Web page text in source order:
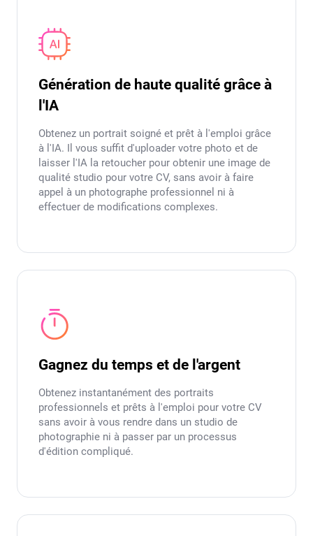
Génération de haute qualité grâce à
l'IA
Obtenez un portrait soigné et prêt à l'emploi grâce
à l'IA. Il vous suffit d'uploader votre photo et de
laisser l'IA la retoucher pour obtenir une image de
qualité studio pour votre CV, sans avoir à faire
appel à un photographe professionnel ni à
effectuer de modifications complexes.
Gagnez du temps et de l'argent
Obtenez instantanément des portraits
professionnels et prêts à l'emploi pour votre CV
sans avoir à vous rendre dans un studio de
photographie ni à passer par un processus
d'édition compliqué.